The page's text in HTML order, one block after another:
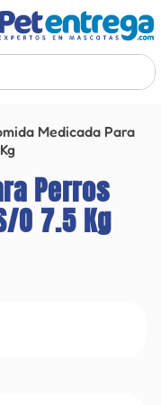
Medicada Para
Perros
O 7.5 Kg